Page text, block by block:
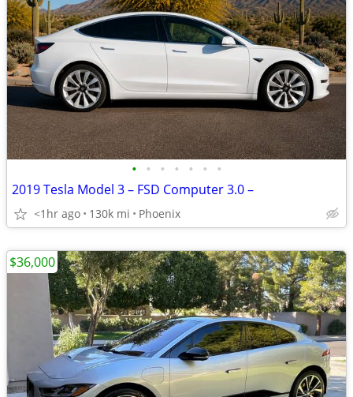
• • • • • • •
2019 Tesla Model 3 – FSD Computer 3.0 –
<1hr ago 130k mi Phoenix
$36,000